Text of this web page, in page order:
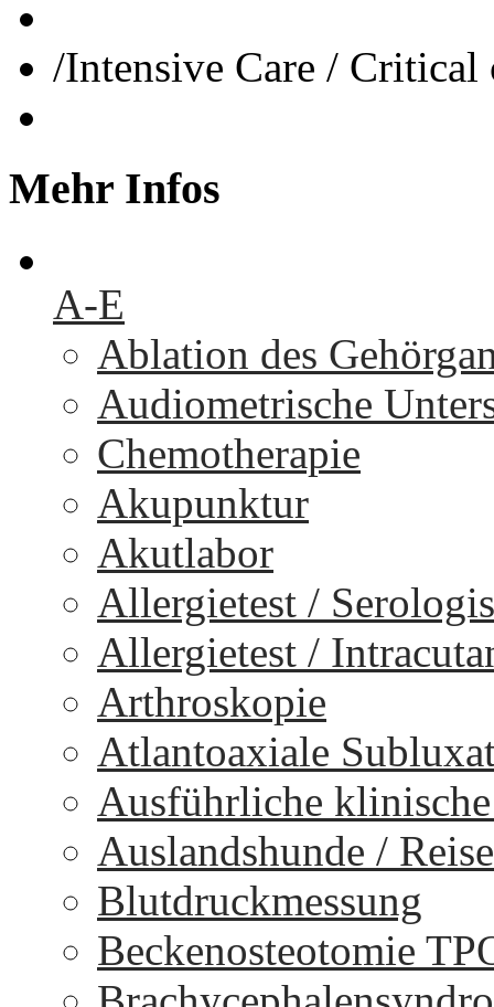
/Intensive Care / Critical
Mehr Infos
A-E
Ablation des
Audiometrische
Chemotherapie
Akupunktur
Akutlabor
Allergietest /
Allergietest /
Arthroskopie
Atlantoaxiale
Ausführliche
Auslandshunde /
Blutdruckmessung
Beckenosteotomie